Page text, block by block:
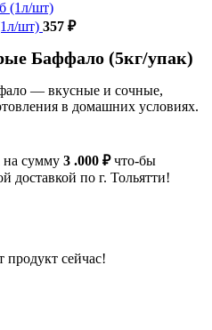
шт) 357 ₽
Баффало (5кг/упак)
— вкусные и сочные,
в домашних условиях.
на сумму 3 .000 ₽что-бы
доставкой по г. Тольятти!
продукт сейчас!